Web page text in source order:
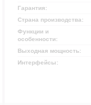
Гарантия:
Страна производства:
Функции и
особенности:
Выходная мощность:
Интерфейсы: